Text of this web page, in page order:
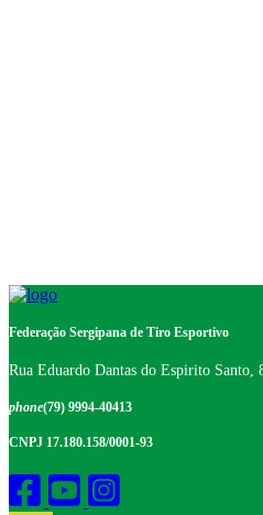
Federação Sergipana de Tiro Esportivo
Rua Eduardo Dantas do Espirito
phone(79) 9994-40413
CNPJ 17.180.158/0001-93